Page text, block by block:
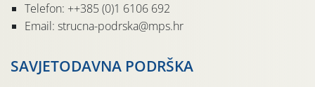
Telefon: ++385 (0)1 6106 692
Email: strucna-podrska@mps.hr
SAVJETODAVNA PODRŠKA